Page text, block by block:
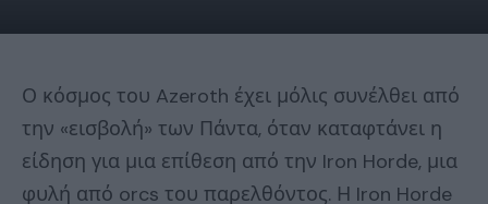
Ο κόσμος του Azeroth έχει μόλις συνέλθει από
την «εισβολή» των Πάντα, όταν καταφτάνει η
είδηση για μια επίθεση από την Iron Horde, μια
φυλή από orcs του παρελθόντος. Η Iron Horde